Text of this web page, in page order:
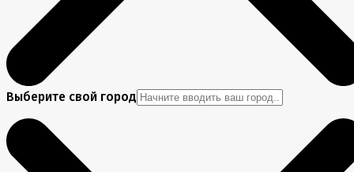
Выберите свой город